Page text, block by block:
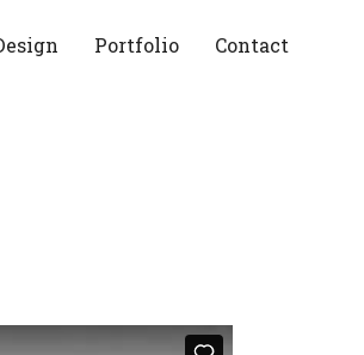
Portfolio Contact